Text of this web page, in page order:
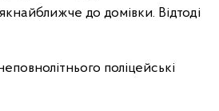
до домівки. Відтоді
поліцейські